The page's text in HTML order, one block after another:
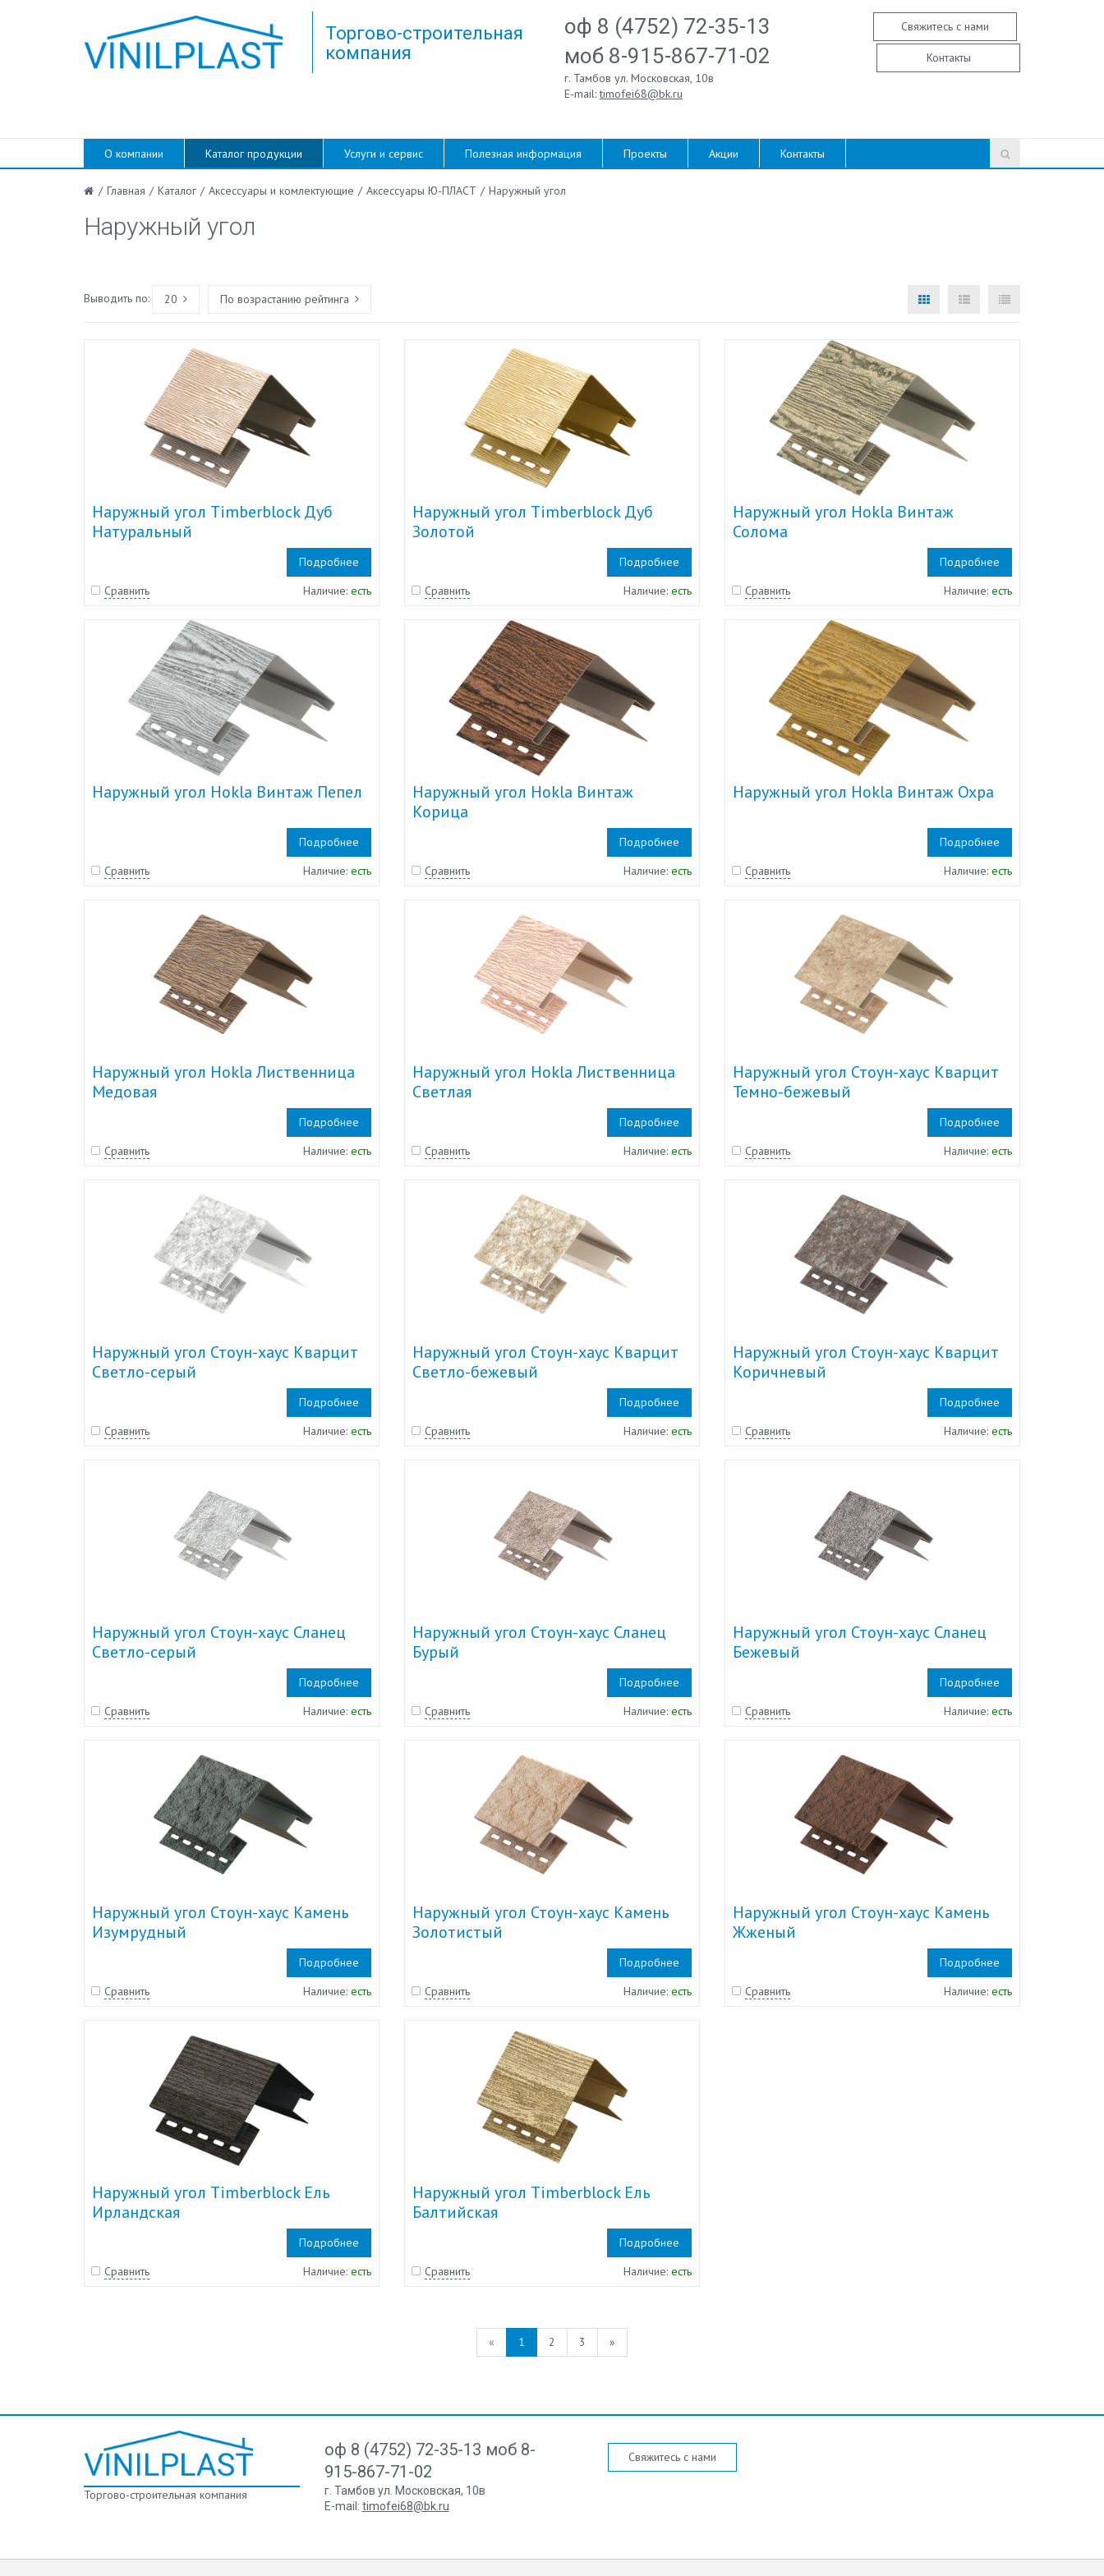
Торгово-строительная
компания
оф 8 (4752) 72-35-13
моб 8-915-867-71-02
г. Тамбов ул. Московская, 10в
E-mail:timofei68@bk.ru
Свяжитесь с нами
Контакты
О компании Каталог продукции Услуги и сервис Полезная информация Проекты Акции Контакты
/ Главная / Каталог / Аксессуары и комлектующие / Аксессуары Ю-ПЛАСТ / Наружный угол
Наружный угол
Выводить по: 20 По возрастанию рейтинга
Наружный угол Timberblock Дуб
Натуральный
Подробнее
Сравнить
Наличие:есть
Наружный угол Timberblock Дуб
Золотой
Подробнее
Сравнить
Наличие:есть
Наружный угол Hokla Винтаж
Солома
Подробнее
Сравнить
Наличие:есть
Наружный угол Hokla Винтаж Пепел
Подробнее
Сравнить
Наличие:есть
Наружный угол Hokla Винтаж
Корица
Подробнее
Сравнить
Наличие:есть
Наружный угол Hokla Винтаж Охра
Подробнее
Сравнить
Наличие:есть
Наружный угол Hokla Лиственница
Медовая
Подробнее
Сравнить
Наличие:есть
Наружный угол Hokla Лиственница
Светлая
Подробнее
Сравнить
Наличие:есть
Наружный угол Стоун-хаус Кварцит
Темно-бежевый
Подробнее
Сравнить
Наличие:есть
Наружный угол Стоун-хаус Кварцит
Светло-серый
Подробнее
Сравнить
Наличие:есть
Наружный угол Стоун-хаус Кварцит
Светло-бежевый
Подробнее
Сравнить
Наличие:есть
Наружный угол Стоун-хаус Кварцит
Коричневый
Подробнее
Сравнить
Наличие:есть
Наружный угол Стоун-хаус Сланец
Светло-серый
Подробнее
Сравнить
Наличие:есть
Наружный угол Стоун-хаус Сланец
Бурый
Подробнее
Сравнить
Наличие:есть
Наружный угол Стоун-хаус Сланец
Бежевый
Подробнее
Сравнить
Наличие:есть
Наружный угол Стоун-хаус Камень
Изумрудный
Подробнее
Сравнить
Наличие:есть
Наружный угол Стоун-хаус Камень
Золотистый
Подробнее
Сравнить
Наличие:есть
Наружный угол Стоун-хаус Камень
Жженый
Подробнее
Сравнить
Наличие:есть
Наружный угол Timberblock Ель
Ирландская
Подробнее
Сравнить
Наличие:есть
Наружный угол Timberblock Ель
Балтийская
Подробнее
Сравнить
Наличие:есть
« 1 2 3 »
Торгово-строительная компания
оф 8 (4752) 72-35-13 моб 8-
915-867-71-02
г. Тамбов ул. Московская, 10в
E-mail: timofei68@bk.ru
Свяжитесь с нами